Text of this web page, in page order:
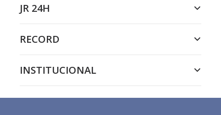
JR 24H
RECORD
INSTITUCIONAL